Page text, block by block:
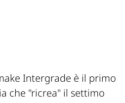
Intergrade è il primo
che "ricrea" il settimo